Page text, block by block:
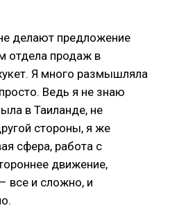
делают предложение
отдела продаж в
Я много размышляла
Ведь я не знаю
в Таиланде, не
стороны, я же
сфера, работа с
движение,
все и сложно, и